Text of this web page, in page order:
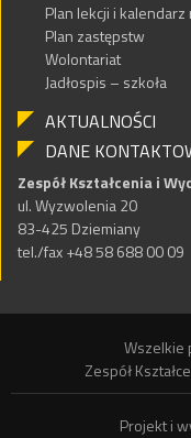
Plan lekcji i
Plan zastępstw
Wolontariat
Jadłospis – szkoła
AKTUALNOŚCI
DANE
Zespół Kształcenia i
ul. Wyzwolenia 20
83-425 Dziemiany
tel./fax +48 58 688 00 09
Wszelkie
Zespół
Projekt i